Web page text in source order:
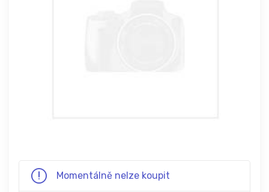
Momentálně nelze koupit